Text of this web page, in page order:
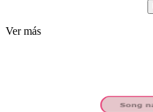
Ver más